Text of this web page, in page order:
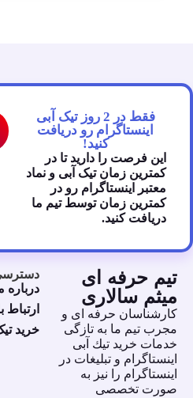
فقط در 2 روز تیک آبی
اینستاگرام رو دریافت
کنید!
این فرصت را دارید تا در
کمترین زمان تیک آبی و نماد
معتبر اینستاگرام رو در
کمترین زمان توسط تیم ما
دریافت کنید.
تیم حرفه ای
میثم سالاری
كارشناسان حرفه اى و
مجرب تيم ما به تازگى
خدمات خريد تيك آبى
اينستاگرام و تبليغات در
اينستاگرام را نيز به
صورت تخصصى
درباره
ارتباط
خرید